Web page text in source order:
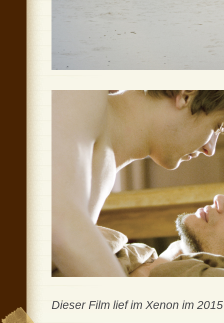
Dieser Film lief im Xenon im 2015